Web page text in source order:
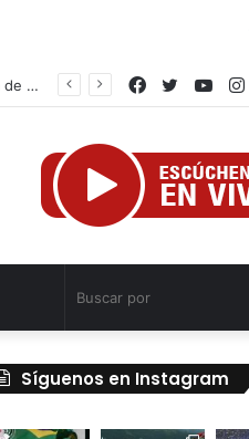
Vicepresidente Menéndez: “La prioridad radica en reconstruir una nueva forma de ocupación del espacio tras doblete sísmico” Twitter
Facebook
Síguenos en Instagram